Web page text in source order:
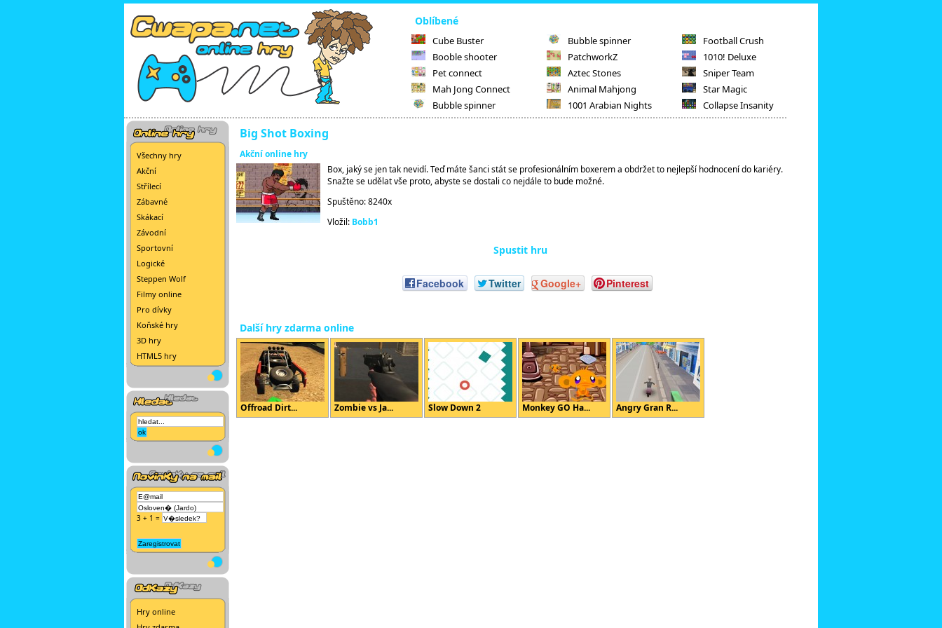
Oblíbené
Cube Buster
Booble shooter
Pet connect
Mah Jong Connect
Bubble spinner
Bubble spinner
PatchworkZ
Aztec Stones
Animal Mahjong
1001 Arabian Nights
Football Crush
1010! Deluxe
Sniper Team
Star Magic
Collapse Insanity
Všechny hry
Akční
Střílecí
Zábavné
Skákací
Závodní
Sportovní
Logické
Steppen Wolf
Filmy online
Pro dívky
Koňské hry
3D hry
HTML5 hry
3 + 1 =
Hry online
Big Shot Boxing
Akční online hry
Box, jaký se jen tak nevidí. Teď máte šanci stát se profesionálním boxerem a obdržet to nejlepší hodnocení do kariéry.
Snažte se udělat vše proto, abyste se dostali co nejdále to bude možné.
Spuštěno: 8240x
Vložil: Bobb1
Spustit hru
Facebook Twitter Google+ Pinterest
Další hry zdarma online
Offroad Dirt... Zombie vs Ja... Slow Down 2 Monkey GO Ha... Angry Gran R...